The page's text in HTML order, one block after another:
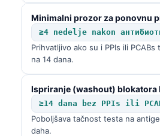
Minimalni prozor za ponovnu
≥4 nedelje nakon
Prihvatljivo ako su i PPIs ili
na 14 dana.
Ispriranje (washout) blokatora
≥14 dana bez PPIs ili
Poboljšava tačnost testa na
daha.
Shqip
বাংলা
اردو
मराठी
తెలుగు
தமிழ்
ગુજરાતી